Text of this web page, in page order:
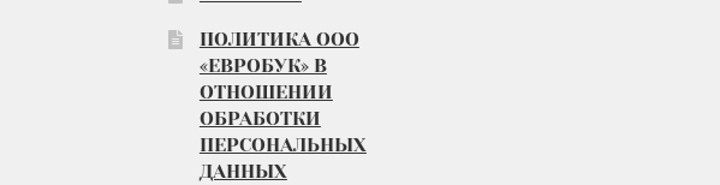
ПОЛИТИКА ООО
«ЕВРОБУК» В
ОТНОШЕНИИ
ОБРАБОТКИ
ПЕРСОНАЛЬНЫХ
ДАННЫХ